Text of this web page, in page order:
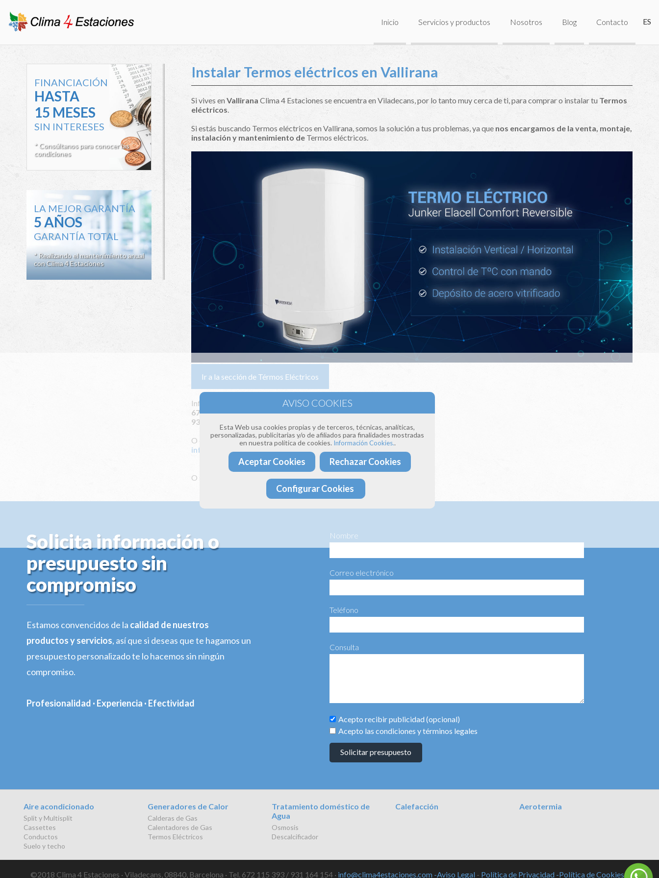
ES
Inicio Servicios y productos Nosotros Blog Contacto
FINANCIACIÓN
HASTA
15 MESES
SIN INTERESES
* Consúltanos para conocer las
condiciones
LA MEJOR GARANTÍA
5 AÑOS
GARANTÍA TOTAL
* Realizando el mantenimiento anual
con Clima 4 Estaciones
Instalar Termos eléctricos en Vallirana
Si vives enVallirana Clima 4 Estaciones se encuentra en Viladecans, por lo tanto muy cerca de ti, para comprar o instalar tu Termos
eléctricos.
Si estás buscando Termos eléctricos en Vallirana, somos la solución a tus problemas, ya que nos encargamos de la venta, montaje,
instalación y mantenimiento deTermos eléctricos.
Ir a la sección de Térmos Eléctricos
Infórmate llamándonos a los teléfonos:
672 115 393
931 164 154
O enviándonos un correo electrónico a:
info@clima4estaciones.com
O solicita más información haciéndonos llegar el siguiente formulario:
Solicita información o
presupuesto sin
compromiso
Estamos convencidos de la calidad de nuestros
productos y servicios, así que si deseas que te hagamos un
presupuesto personalizado te lo hacemos sin ningún
compromiso.
Profesionalidad · Experiencia · Efectividad
Nombre
Correo electrónico
Teléfono
Consulta
Acepto recibir publicidad (opcional)
Acepto las condiciones y términos legales
Solicitar presupuesto
Aire acondicionado
Split y Multisplit
Cassettes
Conductos
Suelo y techo
Generadores de Calor
Calderas de Gas
Calentadores de Gas
Termos Eléctricos
Tratamiento doméstico de
Agua
Osmosis
Descalcificador
Calefacción Aerotermia
©2018 Clima 4 Estaciones · Viladecans, 08840, Barcelona · Tel. 672 115 393 / 931 164 154 · info@clima4estaciones.com -Aviso Legal - Política de Privacidad -Política de Cookies -
Esta Web usa cookies propias y de terceros, técnicas, analíticas,
personalizadas, publicitarias y/o de afiliados para finalidades mostradas
en nuestra política de cookies. Información Cookies..
Aceptar Cookies Rechazar Cookies
Configurar Cookies